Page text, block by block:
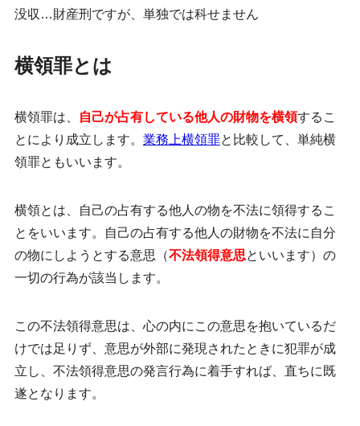
没収…財産刑ですが、単独では科せません
横領罪とは
横領罪は、 自己が占有している他人の財物を横領するこ
とにより成立します。 業務上横領罪と比較して、単純横
領罪ともいいます。
横領とは、自己の占有する他人の物を不法に領得するこ
とをいいます。自己の占有する他人の財物を不法に自分
の物にしようとする意思（不法領得意思といいます）の
一切の行為が該当します。
この不法領得意思は、心の内にこの意思を抱いているだ
けでは足りず、意思が外部に発現されたときに犯罪が成
立し、不法領得意思の発言行為に着手すれば、直ちに既
遂となります。